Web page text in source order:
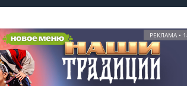
РЕКЛАМА •